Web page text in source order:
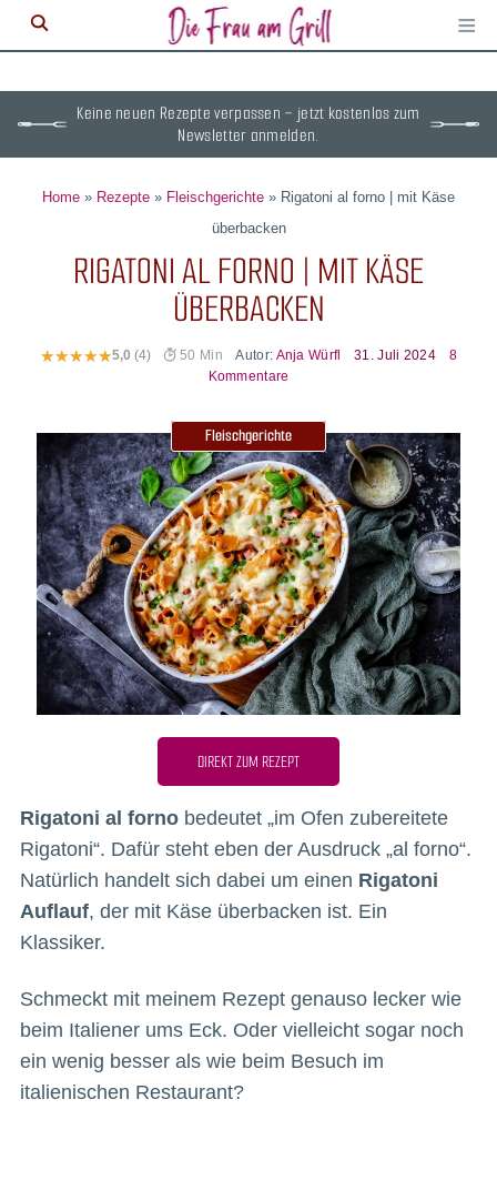
≡
Keine neuen Rezepte verpassen – jetzt kostenlos zum
Newsletter anmelden.
Home » Rezepte » Fleischgerichte » Rigatoni al forno | mit Käse
überbacken
RIGATONI AL FORNO | MIT KÄSE
ÜBERBACKEN
5,0 (4) 50 Min Autor: Anja Würfl 31. Juli 2024
8
Kommentare
Fleischgerichte
DIREKT ZUM REZEPT
Rigatoni al fornobedeutet „im Ofen zubereitete
Rigatoni“. Dafür steht eben der Ausdruck „al forno“.
Natürlich handelt sich dabei um einen Rigatoni
Auflauf, der mit Käse überbacken ist. Ein
Klassiker.
Schmeckt mit meinem Rezept genauso lecker wie
beim Italiener ums Eck. Oder vielleicht sogar noch
ein wenig besser als wie beim Besuch im
italienischen Restaurant?